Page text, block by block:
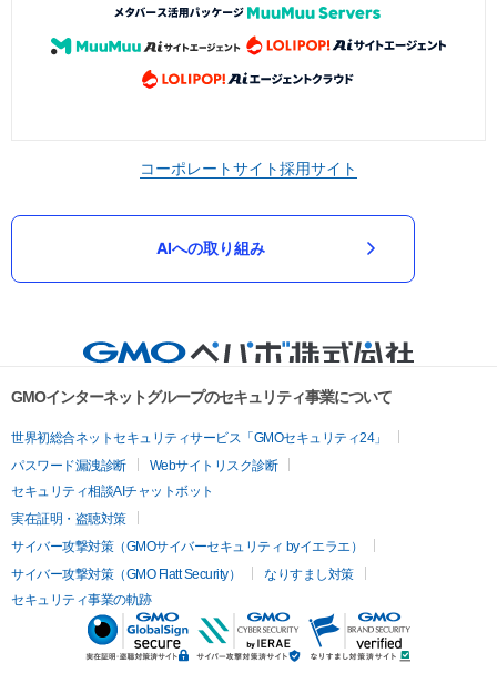
コーポレートサイト採用サイト
AIへの取り組み
GMOインターネットグループのセキュリティ事業について
世界初総合ネットセキュリティサービス「GMOセキュリティ24」
パスワード漏洩診断
Webサイトリスク診断
セキュリティ相談AIチャットボット
実在証明・盗聴対策
サイバー攻撃対策（GMOサイバーセキュリティ byイエラエ）
サイバー攻撃対策（GMO Flatt Security）
なりすまし対策
セキュリティ事業の軌跡